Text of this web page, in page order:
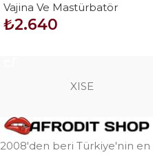
Mastürbatör
Vajina Ve Mastürbatör
₺2.640
XISE
2008'den beri Türkiye'nin